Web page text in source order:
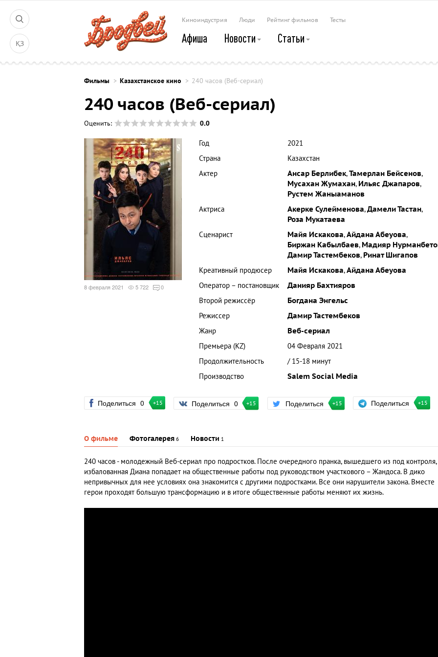
ҚЗ
Киноиндустрия Люди Рейтинг фильмов Тесты
Афиша Новости Статьи
Фильмы Казахстанское кино 240 часов (Веб-сериал)
240 часов (Веб-сериал)
Оценить: 0.0
8 февраля 2021 5 722 0
Год
2021
Страна
Казахстан
Актер
Ансар Берлибек,Тамерлан Бейсенов,
Мусахан Жумахан, Ильяс Джапаров,
Рустем Жаныаманов
Актриса
Акерке Сулейменова,Дамели Тастан,
Роза Мукатаева
Сценарист
Майя Искакова,Айдана Абеуова,
Биржан Кабылбаев, Мадияр
Дамир Тастембеков, Ринат Шигапов
Креативный продюсер
Майя Искакова,Айдана Абеуова
Оператор – постановщик
Данияр Бахтияров
Второй режиссёр
Богдана Энгельс
Режиссер
Дамир Тастембеков
Жанр
Веб-сериал
Премьера (KZ)
04 Февраля 2021
Продолжительность
/ 15-18 минут
Производство
Salem Social Media
Поделиться 0 +15 Поделиться 0 +15 Поделиться +15 Поделиться +15
О фильме Фотогалерея 6 Новости 1
240 часов - молодежный Веб-сериал про подростков. После очередного пранка, вышедшего из под контроля,
избалованная Диана попадает на общественные работы под руководством участкового – Жандоса. В дико
непривычных для нее условиях она знакомится с другими подростками. Все они нарушители закона. Вместе
герои проходят большую трансформацию и в итоге общественные работы меняют их жизнь.